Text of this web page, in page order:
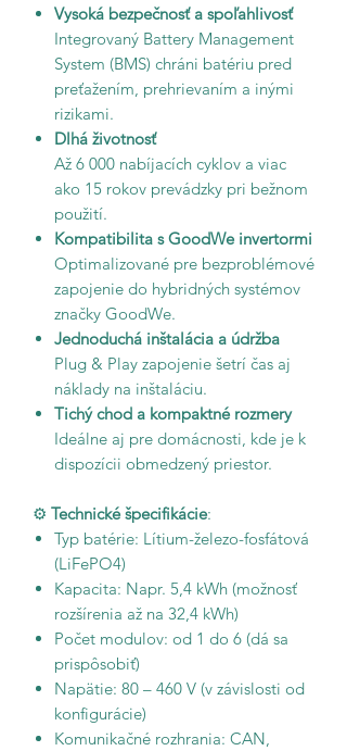
Vysoká bezpečnosť a spoľahlivosť
Integrovaný Battery Management
System (BMS) chráni batériu pred
preťažením, prehrievaním a inými
rizikami.
Dlhá životnosť
Až 6 000 nabíjacích cyklov a viac
ako 15 rokov prevádzky pri bežnom
použití.
Kompatibilita s GoodWe invertormi
Optimalizované pre bezproblémové
zapojenie do hybridných systémov
značky GoodWe.
Jednoduchá inštalácia a údržba
Plug & Play zapojenie šetrí čas aj
náklady na inštaláciu.
Tichý chod a kompaktné rozmery
Ideálne aj pre domácnosti, kde je k
dispozícii obmedzený priestor.
⚙️ Technické špecifikácie:
Typ batérie: Lítium-železo-fosfátová
(LiFePO4)
Kapacita: Napr. 5,4 kWh (možnosť
rozšírenia až na 32,4 kWh)
Počet modulov: od 1 do 6 (dá sa
prispôsobiť)
Napätie: 80 – 460 V (v závislosti od
konfigurácie)
Komunikačné rozhrania: CAN,